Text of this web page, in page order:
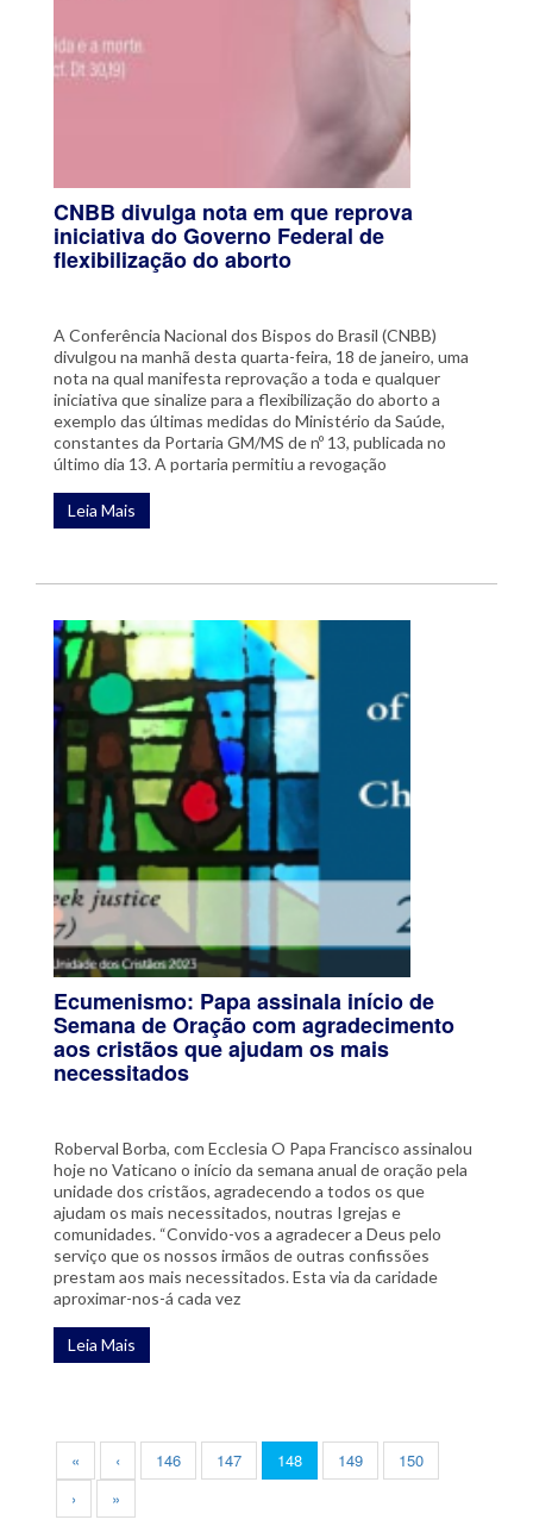
CNBB divulga nota em que reprova
iniciativa do Governo Federal de
flexibilização do aborto
A Conferência Nacional dos Bispos do Brasil (CNBB)
divulgou na manhã desta quarta-feira, 18 de janeiro, uma
nota na qual manifesta reprovação a toda e qualquer
iniciativa que sinalize para a flexibilização do aborto a
exemplo das últimas medidas do Ministério da Saúde,
constantes da Portaria GM/MS de nº 13, publicada no
último dia 13. A portaria permitiu a revogação
Leia Mais
Ecumenismo: Papa assinala início de
Semana de Oração com agradecimento
aos cristãos que ajudam os mais
necessitados
Roberval Borba, com Ecclesia O Papa Francisco assinalou
hoje no Vaticano o início da semana anual de oração pela
unidade dos cristãos, agradecendo a todos os que
ajudam os mais necessitados, noutras Igrejas e
comunidades. “Convido-vos a agradecer a Deus pelo
serviço que os nossos irmãos de outras confissões
prestam aos mais necessitados. Esta via da caridade
aproximar-nos-á cada vez
Leia Mais
« ‹ 146 147 148 149
150
›
»